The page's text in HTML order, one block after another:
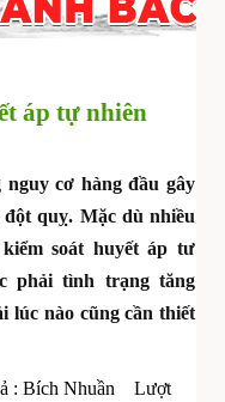
áp tự nhiên
cơ hàng đầu gây
quỵ. Mặc dù nhiều
soát huyết áp tư
phải tình trạng tăng
lúc nào cũng cần thiết
: Bích Nhuần Lượt